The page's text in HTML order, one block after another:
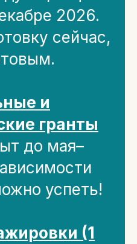
2026.
сейчас,
и
гранты
до мая–
успеть!
(1